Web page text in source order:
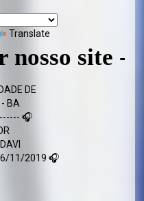
Translate
- Volte
DE
- BA
🎧
11/2019 🎧